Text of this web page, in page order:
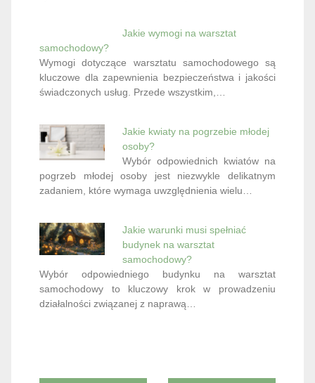
Jakie wymogi na warsztat
samochodowy?
Wymogi dotyczące warsztatu samochodowego są
kluczowe dla zapewnienia bezpieczeństwa i jakości
świadczonych usług. Przede wszystkim,…
Jakie kwiaty na pogrzebie młodej
osoby?
Wybór odpowiednich kwiatów na
pogrzeb młodej osoby jest niezwykle delikatnym
zadaniem, które wymaga uwzględnienia wielu…
Jakie warunki musi spełniać
budynek na warsztat
samochodowy?
Wybór odpowiedniego budynku na warsztat
samochodowy to kluczowy krok w prowadzeniu
działalności związanej z naprawą…